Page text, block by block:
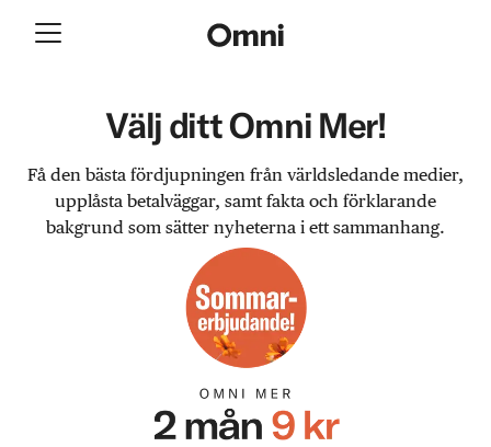
Välj ditt Omni Mer!
Få den bästa fördjupningen från världsledande medier,
upplåsta betalväggar, samt fakta och förklarande
bakgrund som sätter nyheterna i ett sammanhang.